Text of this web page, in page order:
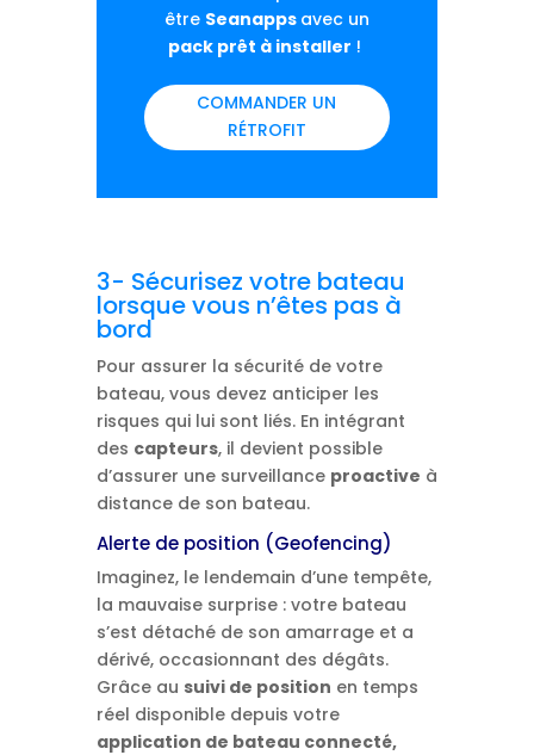
être Seanapps avec un
pack prêt à installer !
COMMANDER UN
RÉTROFIT
3- Sécurisez votre bateau
lorsque vous n’êtes pas à
bord
Pour assurer la sécurité de votre
bateau, vous devez anticiper les
risques qui lui sont liés. En intégrant
des capteurs, il devient possible
d’assurer une surveillance proactive à
distance de son bateau.
Alerte de position (Geofencing)
Imaginez, le lendemain d’une tempête,
la mauvaise surprise : votre bateau
s’est détaché de son amarrage et a
dérivé, occasionnant des dégâts.
Grâce au suivi de position en temps
réel disponible depuis votre
application de bateau connecté,